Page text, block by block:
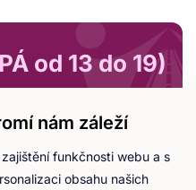
od 13 do 19)
Buráňová
projekt neumíme přijímat
nám záleží
funkčnosti webu a s
obsahu našich